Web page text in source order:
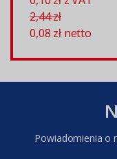
2,44 zł
0,08 złnetto
Powiadomienia o